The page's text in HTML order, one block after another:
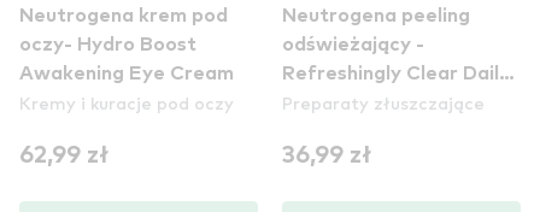
Neutrogena krem ​​pod
oczy- Hydro Boost
Awakening Eye Cream
Kremy i kuracje pod oczy
62,99 zł
Neutrogena peeling
odświeżający -
Refreshingly Clear Daily
Exfoliator
Preparaty złuszczające
36,99 zł